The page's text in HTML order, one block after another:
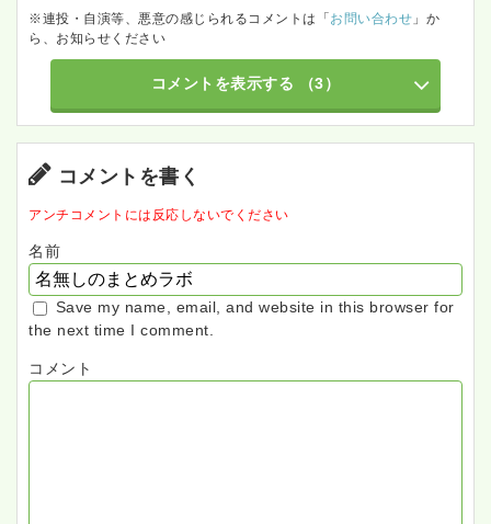
※連投・自演等、悪意の感じられるコメントは「 お問い合わせ 」か
ら、お知らせください
コメントを表示する （3）
コメントを書く
アンチコメントには反応しないでください
名前
Save my name, email, and website in this browser for
the next time I comment.
コメント